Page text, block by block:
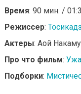
Время: 90 мин. /
Режиссер:
Актеры: Аой
Про что фильм:
Подборки: